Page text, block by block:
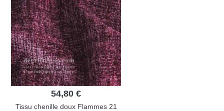
54,80 €
Tissu chenille doux Flammes 21